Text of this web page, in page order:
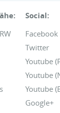
Social:
Facebook
Twitter
Youtube
Youtube
Youtube
Google+